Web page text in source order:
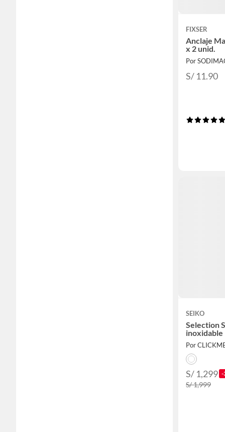
FIXSER
Anclaje
x 2 unid.
Por
S/ 11.90
SEIKO
Selection
inoxidable
Por
S/ 1,299 -
S/ 1,999